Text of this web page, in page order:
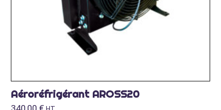
Aéroréfrigérant AROSS20